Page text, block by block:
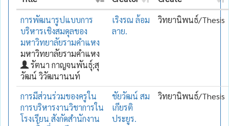
การพัฒนารูปแบบการ
บริหารเชิงสมดุลของ
มหาวิทยาลัยรามคำแหง
มหาวิทยาลัยรามคำแหง
รัตนา กาญจนพันธุ์;สุ
วัฒน์ วิวัฒนานนท์
เริงรณ ล้อม
ลาย.
วิทยานิพนธ์/Thesis
การมีส่วนร่วมของครูใน
การบริหารงานวิชาการใน
โรงเรียน สังกัดสำนักงาน
ชัยวัฒน์ สม
เกียรติ
ประยูร.
วิทยานิพนธ์/Thesis